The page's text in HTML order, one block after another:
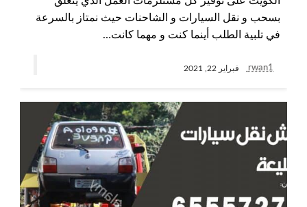
بسحب و نقل السيارات و الشاحنات حيث نمتاز بالسرعة
في تلبية الطلب أينما كنت و مهما كانت…
rwan1 فبراير 22, 2021